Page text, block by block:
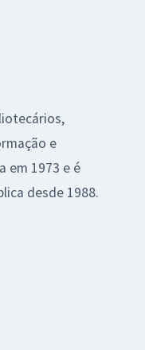
e
em 1973 e é
desde 1988.